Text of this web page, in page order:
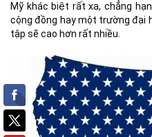
Mỹ khác biệt rất xa, chẳng
cộng đồng hay một trường đại
tập sẽ cao hơn rất nhiều.